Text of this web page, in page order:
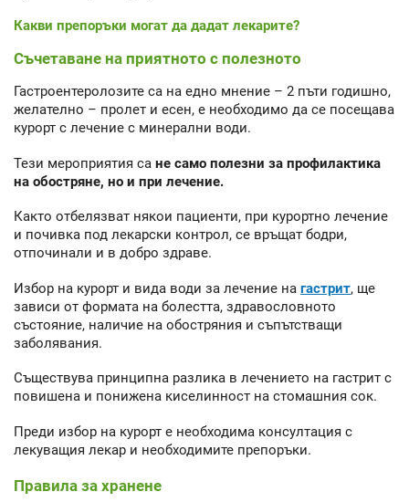
Какви препоръки могат да дадат лекарите?
Съчетаване на приятното с полезното
Гастроентеролозите са на едно мнение – 2 пъти годишно,
желателно – пролет и есен, е необходимо да се посещава
курорт с лечение с минерални води.
Тези мероприятия са не само полезни за профилактика
на обостряне, но и при лечение.
Както отбелязват някои пациенти, при курортно лечение
и почивка под лекарски контрол, се връщат бодри,
отпочинали и в добро здраве.
Избор на курорт и вида води за лечение на гастрит, ще
зависи от формата на болестта, здравословното
състояние, наличие на обостряния и съпътстващи
заболявания.
Съществува принципна разлика в лечението на гастрит с
повишена и понижена киселинност на стомашния сок.
Преди избор на курорт е необходима консултация с
лекуващия лекар и необходимите препоръки.
Правила за хранене